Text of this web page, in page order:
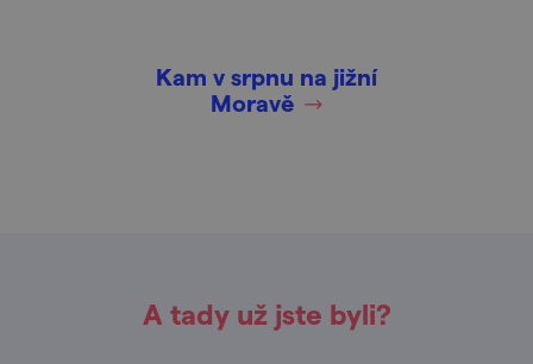
Kam v srpnu na jižní
Moravě
A tady už jste byli?